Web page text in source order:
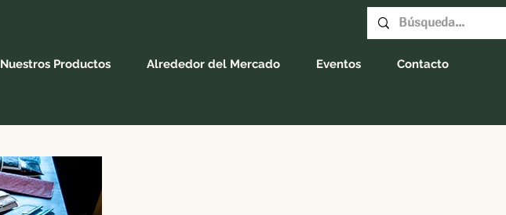
Nuestros Productos Alrededor del Mercado Eventos Contacto